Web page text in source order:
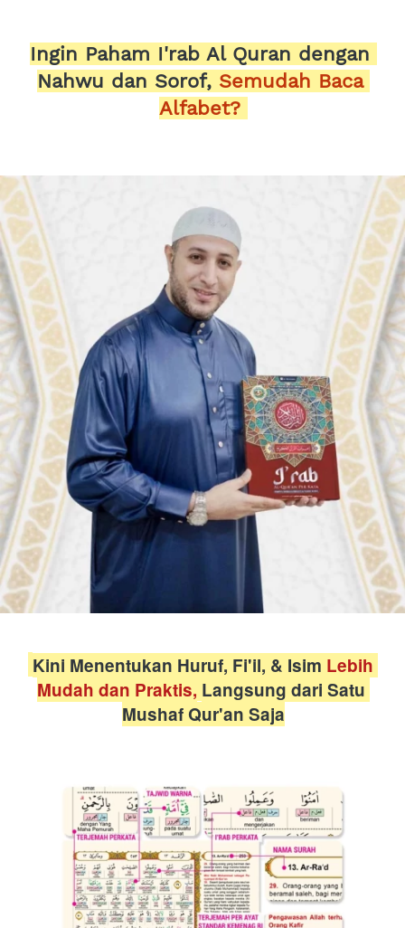
Ingin Paham I'rab Al Quran dengan
Nahwu dan Sorof, Semudah Baca
Alfabet?
Kini Menentukan Huruf, Fi'il, & Isim Lebih
Mudah dan Praktis, Langsung dari Satu
Mushaf Qur'an Saja